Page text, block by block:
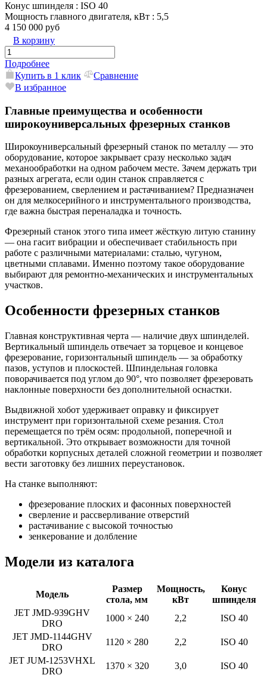
Конус шпинделя : ISO 40
Мощность главного двигателя, кВт : 5,5
4 150 000 руб
В корзину
Подробнее
Купить в 1 клик
Сравнение
В избранное
Главные преимущества и особенности
широкоуниверсальных фрезерных станков
Широкоуниверсальный фрезерный станок по металлу — это
оборудование, которое закрывает сразу несколько задач
механообработки на одном рабочем месте. Зачем держать три
разных агрегата, если один станок справляется с
фрезерованием, сверлением и растачиванием? Предназначен
он для мелкосерийного и инструментального производства,
где важна быстрая переналадка и точность.
Фрезерный станок этого типа имеет жёсткую литую станину
— она гасит вибрации и обеспечивает стабильность при
работе с различными материалами: сталью, чугуном,
цветными сплавами. Именно поэтому такое оборудование
выбирают для ремонтно-механических и инструментальных
участков.
Особенности фрезерных станков
Главная конструктивная черта — наличие двух шпинделей.
Вертикальный шпиндель отвечает за торцевое и концевое
фрезерование, горизонтальный шпиндель — за обработку
пазов, уступов и плоскостей. Шпиндельная головка
поворачивается под углом до 90°, что позволяет фрезеровать
наклонные поверхности без дополнительной оснастки.
Выдвижной хобот удерживает оправку и фиксирует
инструмент при горизонтальной схеме резания. Стол
перемещается по трём осям: продольной, поперечной и
вертикальной. Это открывает возможности для точной
обработки корпусных деталей сложной геометрии и позволяет
вести заготовку без лишних переустановок.
На станке выполняют:
фрезерование плоских и фасонных поверхностей
сверление и рассверливание отверстий
растачивание с высокой точностью
зенкерование и долбление
Модели из каталога
Модель
Размер
стола, мм
Мощность,
кВт
Конус
шпинделя
JET JMD-939GHV
DRO
1000 × 240 2,2
ISO 40
JET JMD-1144GHV
DRO
1120 × 280 2,2
ISO 40
JET JUM-1253VHXL
DRO
1370 × 320 3,0
ISO 40